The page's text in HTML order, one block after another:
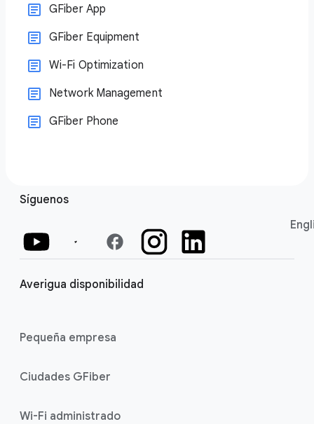
GFiber App
GFiber Equipment
Wi-Fi Optimization
Network Management
GFiber Phone
Síguenos
facebook
Averigua disponibilidad
Pequeña empresa
Ciudades GFiber
Wi-Fi administrado